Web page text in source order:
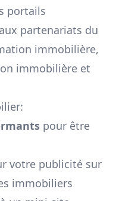
portails
partenariats du
immobilière,
immobilière et
pour être
votre publicité sur
immobiliers